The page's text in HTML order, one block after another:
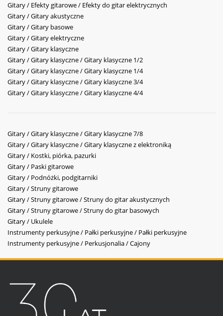
Gitary / Efekty gitarowe / Efekty do gitar elektrycznych
Gitary / Gitary akustyczne
Gitary / Gitary basowe
Gitary / Gitary elektryczne
Gitary / Gitary klasyczne
Gitary / Gitary klasyczne / Gitary klasyczne 1/2
Gitary / Gitary klasyczne / Gitary klasyczne 1/4
Gitary / Gitary klasyczne / Gitary klasyczne 3/4
Gitary / Gitary klasyczne / Gitary klasyczne 4/4
Gitary / Gitary klasyczne / Gitary klasyczne 7/8
Gitary / Gitary klasyczne / Gitary klasyczne z elektroniką
Gitary / Kostki, piórka, pazurki
Gitary / Paski gitarowe
Gitary / Podnóżki, podgitarniki
Gitary / Struny gitarowe
Gitary / Struny gitarowe / Struny do gitar akustycznych
Gitary / Struny gitarowe / Struny do gitar basowych
Gitary / Ukulele
Instrumenty perkusyjne / Pałki perkusyjne / Pałki perkusyjne
Instrumenty perkusyjne / Perkusjonalia / Cajony